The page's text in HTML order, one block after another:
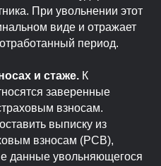
При увольнении этот
виде и отражает
период.
и стаже. К
заверенные
взносам.
выписку из
взносам (РСВ),
данные увольняющегося